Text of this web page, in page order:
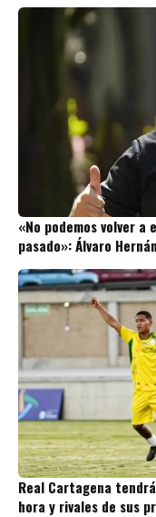
«No podemos volver
pasado»: Álvaro
Real Cartagena
hora y rivales de sus